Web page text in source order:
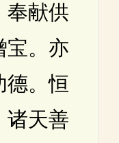
奉献供
宝。亦
德。恒
诸天善